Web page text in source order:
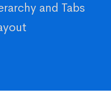
and Tabs